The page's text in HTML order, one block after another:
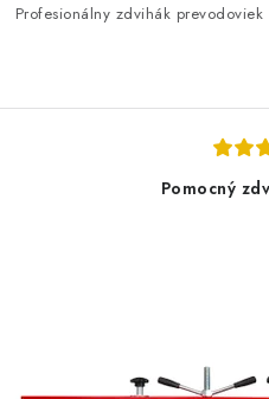
Profesionálny zdvihák
Pomocný